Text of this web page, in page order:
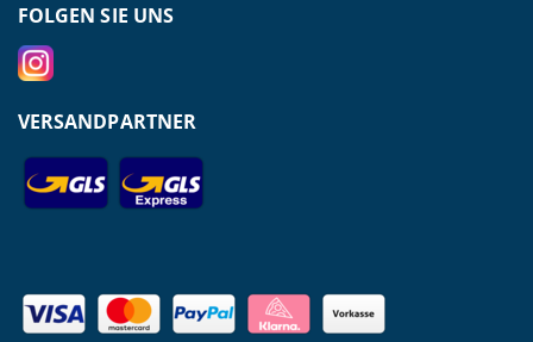
FOLGEN SIE UNS
VERSANDPARTNER